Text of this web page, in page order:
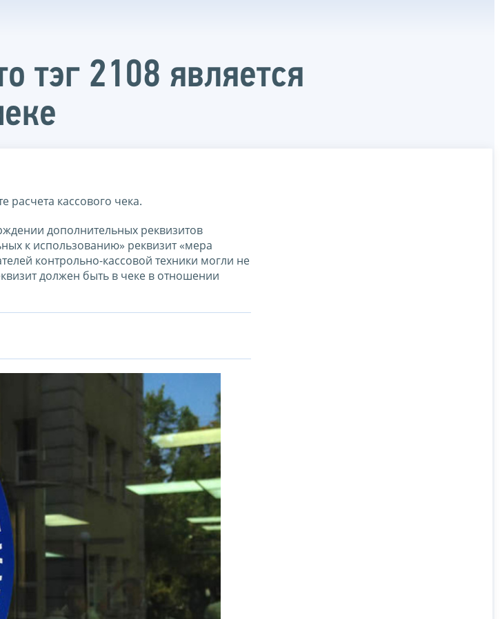
тэг 2108 является
расчета кассового чека.
дополнительных реквизитов
к использованию» реквизит «мера
контрольно-кассовой техники могли не
должен быть в чеке в отношении